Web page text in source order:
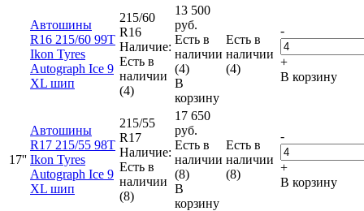
Автошины
R16 215/60 99T
Ikon Tyres
Autograph Ice 9
XL шип
215/60
R16
Наличие:
Есть в
наличии
(4)
13 500
руб.
Есть в
наличии
(4)
В
корзину
Есть в
наличии
(4)
-
+
В корзину
17''
Автошины
R17 215/55 98T
Ikon Tyres
Autograph Ice 9
XL шип
215/55
R17
Наличие:
Есть в
наличии
(8)
17 650
руб.
Есть в
наличии
(8)
В
корзину
Есть в
наличии
(8)
-
+
В корзину